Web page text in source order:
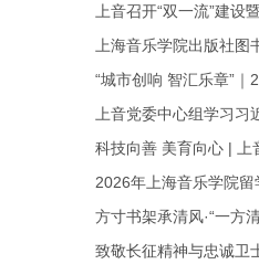
上音召开“双一流”建设
上海音乐学院出版社
“城市创响 智汇乐章”
上音党委中心组学习
科技向善 美育向心 | 上
2026年上海音乐学院
方寸书架承清风·“一方
致敬长征精神与忠诚卫